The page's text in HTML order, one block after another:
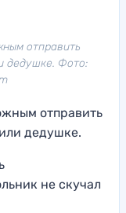
отправить
дедушке. Фото:
отправить
дедушке.
не скучал